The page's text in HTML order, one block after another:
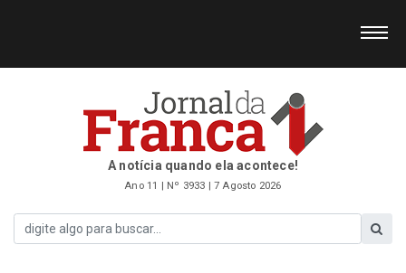
A notícia quando ela acontece!
Ano 11 | Nº 3933 | 7 Agosto 2026